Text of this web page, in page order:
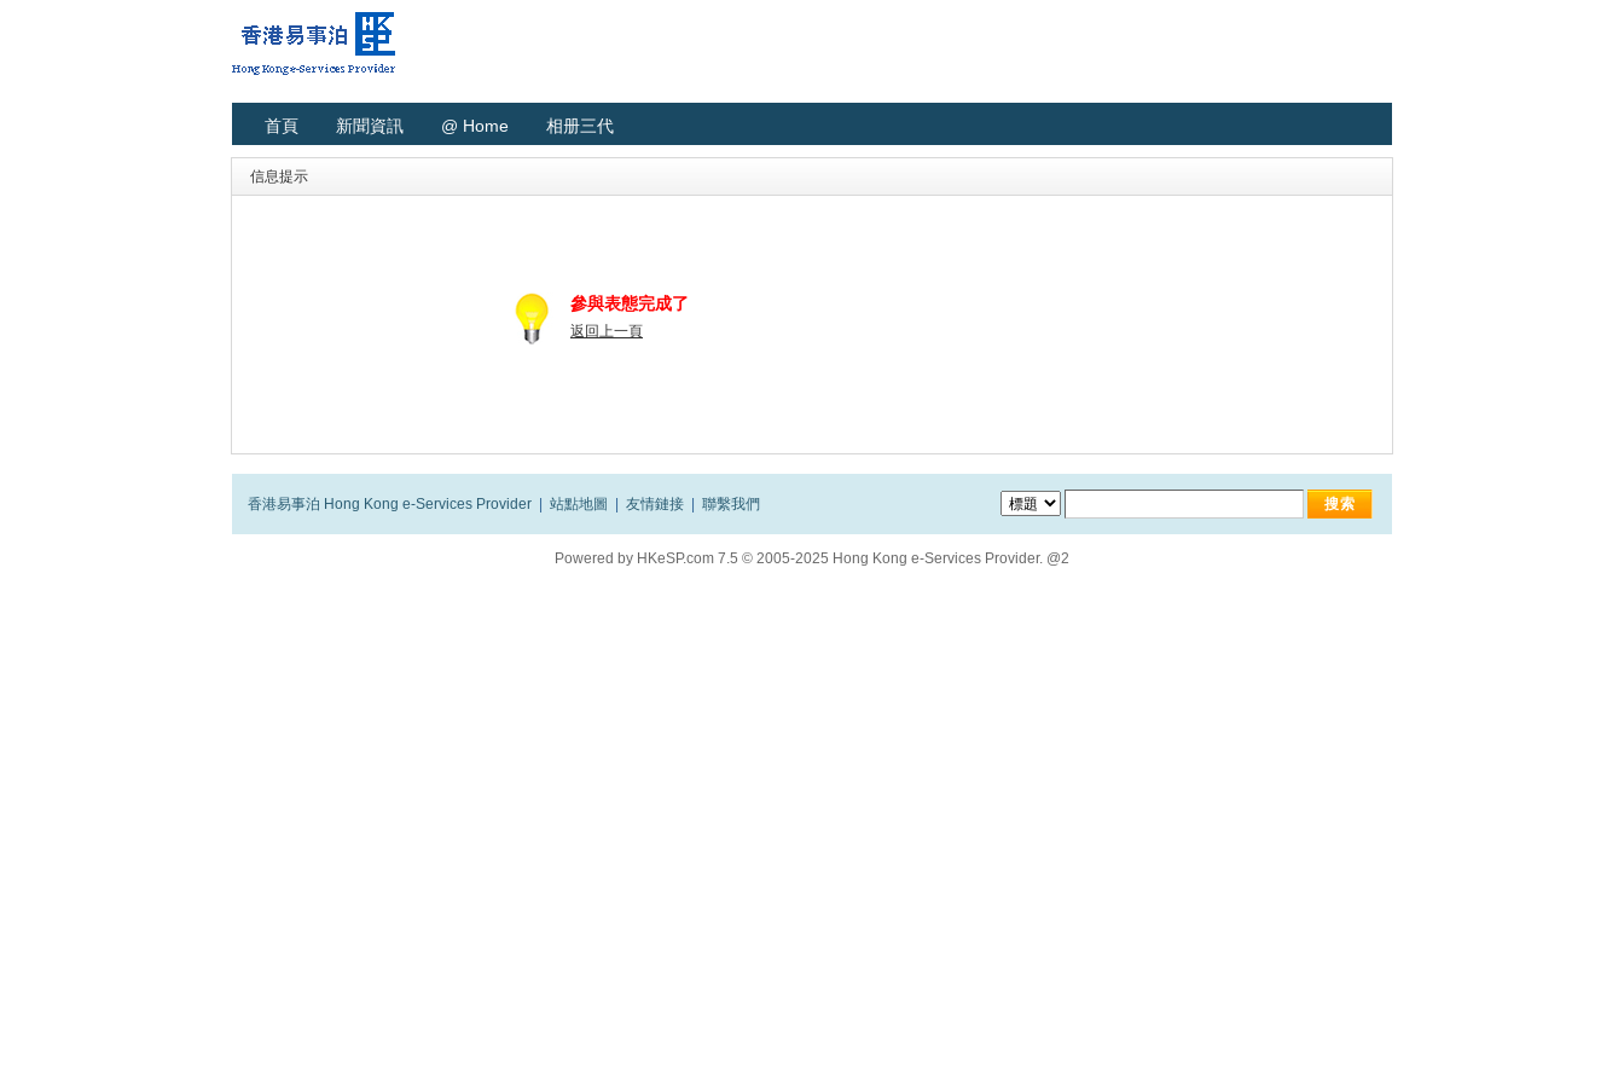
首頁 新聞資訊 @ Home 相册三代
信息提示
參與表態完成了
返回上一頁
香港易事泊 Hong Kong e-Services Provider 站點地圖 友情鏈接 聯繫我們
Powered by HKeSP.com 7.5 © 2005-2025 Hong Kong e-Services Provider. @2